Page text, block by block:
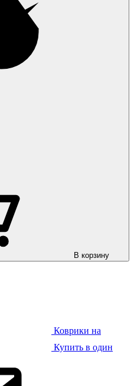
Коврики на
В корзину
Купить в один